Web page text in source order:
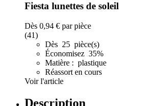
Fiesta lunettes de soleil
Dès 0,94 € par pièce
(41)
Dès 25 pièce(s)
Économisez 35%
Matière : plastique
Réassort en cours
Voir l'article
Description